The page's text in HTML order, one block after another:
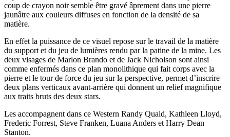
coup de crayon noir semble être gravé âprement dans une pierre
jaunâtre aux couleurs diffuses en fonction de la densité de sa
matière.
En effet la puissance de ce visuel repose sur le travail de la matière
du support et du jeu de lumières rendu par la patine de la mine. Les
deux visages de Marlon Brando et de Jack Nicholson sont ainsi
comme enfermés dans ce plan monolithique qui fait corps avec la
pierre et le tour de force du jeu sur la perspective, permet d’inscrire
deux plans verticaux avant-arrière qui donnent un relief magnifique
aux traits bruts des deux stars.
Les accompagnent dans ce Western Randy Quaid, Kathleen Lloyd,
Frederic Forrest, Steve Franken, Luana Anders et Harry Dean
Stanton.